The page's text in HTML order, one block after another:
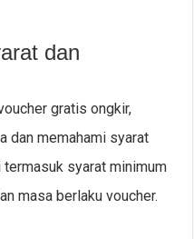
dan
gratis ongkir,
dan memahami syarat
termasuk syarat minimum
masa berlaku voucher.